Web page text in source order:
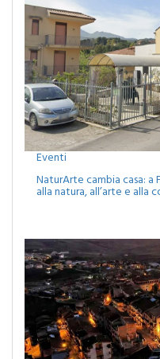
Eventi
NaturArte cambia casa: a
alla natura, all’arte e alla